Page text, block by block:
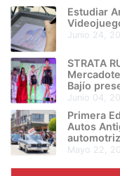
Estudiar
junio 24,
STRATA
Bajío
dejunio 04,
Primera
Autos
mayo 22,